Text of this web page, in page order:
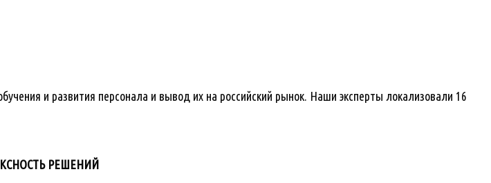
и развития персонала и вывод их на российский рынок. Наши эксперты локализовали 16
РЕШЕНИЙ